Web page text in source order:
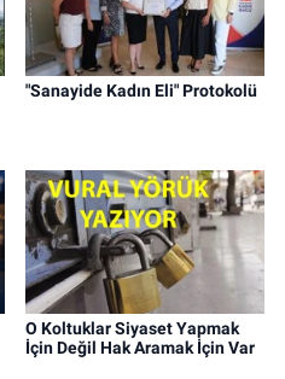
"Sanayide Kadın Eli" Protokolü
O Koltuklar Siyaset Yapmak
İçin Değil Hak Aramak İçin Var